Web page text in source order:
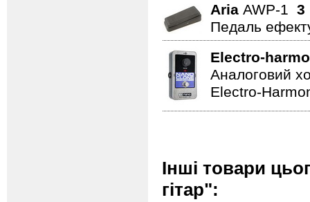
Aria AWP-1 3
Педаль
Electro-
Аналоговий
Electro-
Інші товари
гітар":